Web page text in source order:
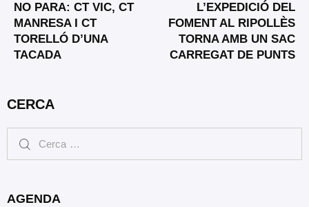
NO PARA: CT VIC, CT
MANRESA I CT
TORELLÓ D’UNA
TACADA
L’EXPEDICIÓ DEL
FOMENT AL RIPOLLÈS
TORNA AMB UN SAC
CARREGAT DE PUNTS
CERCA
AGENDA